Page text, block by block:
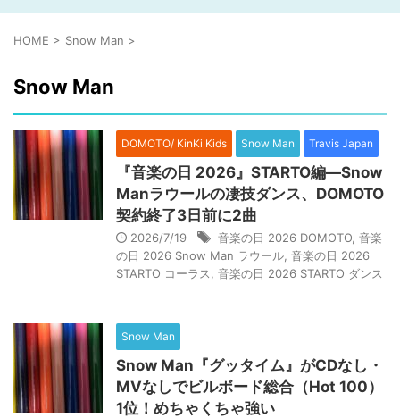
HOME > Snow Man >
Snow Man
DOMOTO/ KinKi Kids Snow Man Travis Japan
『音楽の日 2026』STARTO編―Snow
Manラウールの凄技ダンス、DOMOTO
契約終了3日前に2曲
2026/7/19 音楽の日 2026 DOMOTO 音楽
の日 2026 Snow Man ラウール 音楽の日 2026
STARTO コーラス
音楽の日 2026 STARTO ダンス
Snow Man
Snow Man『グッタイム』がCDなし・
MVなしでビルボード総合（Hot 100）
1位！めちゃくちゃ強い